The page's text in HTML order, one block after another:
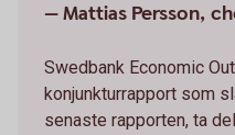
— Mattias Persson,
Swedbank Economic
konjunkturrapport som
senaste rapporten, ta